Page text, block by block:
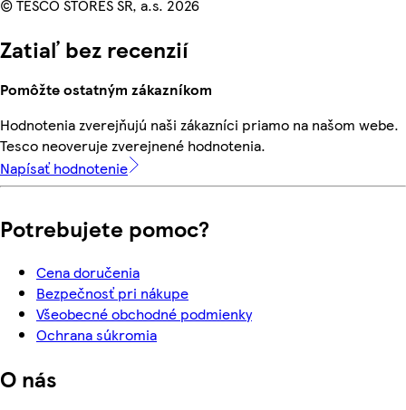
© TESCO STORES SR, a.s. 2026
Zatiaľ bez recenzií
Pomôžte ostatným zákazníkom
Hodnotenia zverejňujú naši zákazníci priamo na našom webe.
Tesco neoveruje zverejnené hodnotenia.
Napísať hodnotenie
Potrebujete pomoc?
Cena doručenia
Bezpečnosť pri nákupe
Všeobecné obchodné podmienky
Ochrana súkromia
O nás